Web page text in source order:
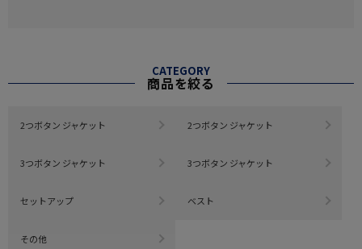
CATEGORY
商品を絞る
2つボタン ジャケット 2つボタン ジャケット
3つボタン ジャケット 3つボタン ジャケット
セットアップ ベスト
その他